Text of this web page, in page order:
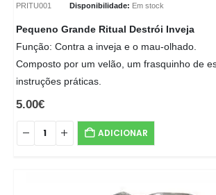
PRITU001 Disponibilidade: Em stock
Pequeno Grande Ritual Destrói Inveja
Função: Contra a inveja e o mau-olhado.
Composto por um velão, um frasquinho de
instruções práticas.
5.00€
ADICIONAR